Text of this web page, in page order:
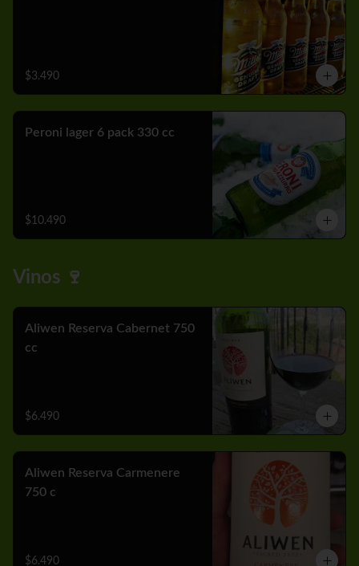
$3.490
Peroni lager 6 pack 330 cc
$10.490
Vinos 🍷
Aliwen Reserva Cabernet 750
cc
$6.490
Aliwen Reserva Carmenere
750 c
$6.490